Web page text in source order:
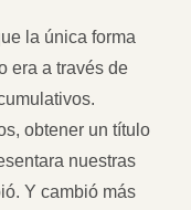
la única forma
era a través de
obtener un título
nuestras
Y cambió más